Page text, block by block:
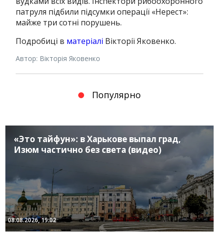
патруля підбили підсумки операції «Нерест»:
майже три сотні порушень.
Подробиці в матеріалі Вікторії Яковенко.
Автор: Вікторія Яковенко
Популярно
«Это тайфун»: в Харькове выпал град,
Изюм частично без света (видео)
08.08.2026, 19:02